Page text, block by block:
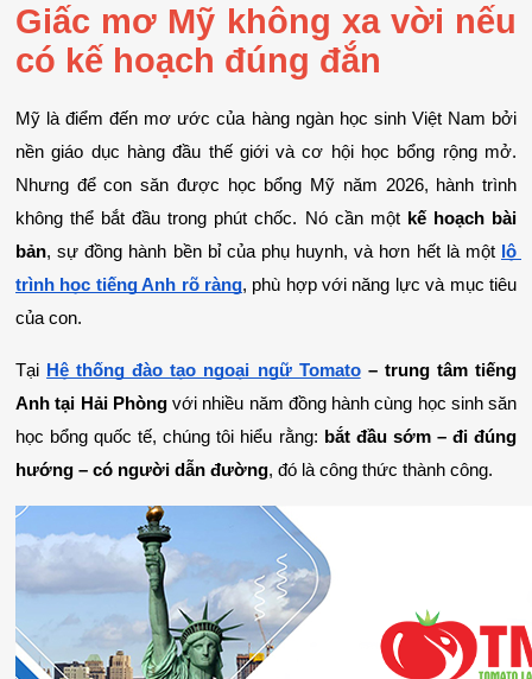
Giấc mơ Mỹ không xa vời nếu
có kế hoạch đúng đắn
Mỹ là điểm đến mơ ước của hàng ngàn học sinh Việt Nam bởi
nền giáo dục hàng đầu thế giới và cơ hội học bổng rộng mở.
Nhưng để con săn được học bổng Mỹ năm 2026, hành trình
không thể bắt đầu trong phút chốc. Nó cần một kế hoạch bài
bản, sự đồng hành bền bỉ của phụ huynh, và hơn hết là một lộ
trình học tiếng Anh rõ ràng, phù hợp với năng lực và mục tiêu
của con.
Tại Hệ thống đào tạo ngoại ngữ Tomato – trung tâm tiếng
Anh tại Hải Phòng với nhiều năm đồng hành cùng học sinh săn
học bổng quốc tế, chúng tôi hiểu rằng: bắt đầu sớm – đi đúng
hướng – có người dẫn đường, đó là công thức thành công.